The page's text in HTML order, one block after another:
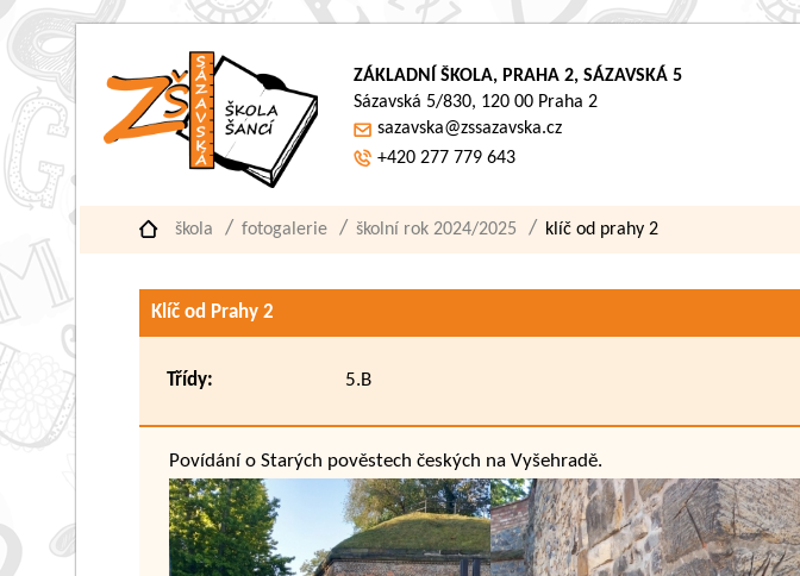
ZÁKLADNÍ ŠKOLA, PRAHA 2, SÁZAVSKÁ 5
Sázavská 5/830, 120 00 Praha 2
sazavska@zssazavska.cz
+420 277 779 643
škola fotogalerie školní rok 2024/2025 klíč od prahy 2
Klíč od Prahy 2
Třídy: 5.B
Povídání o Starých pověstech českých na Vyšehradě.